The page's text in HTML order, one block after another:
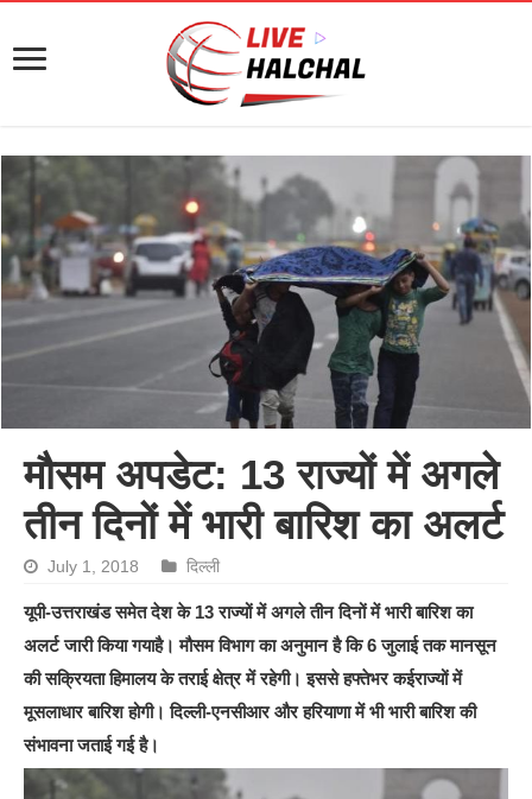
मौसम अपडेट: 13 राज्यों में अगले
तीन दिनों में भारी बारिश का अलर्ट
July 1, 2018 दिल्ली
यूपी-उत्तराखंड समेत देश के 13 राज्यों में अगले तीन दिनों में भारी बारिश का
अलर्ट जारी किया गयाहै। मौसम विभाग का अनुमान है कि 6 जुलाई तक मानसून
की सक्रियता हिमालय के तराई क्षेत्र में रहेगी। इससे हफ्तेभर कईराज्यों में
मूसलाधार बारिश होगी। दिल्ली-एनसीआर और हरियाणा में भी भारी बारिश की
संभावना जताई गई है।